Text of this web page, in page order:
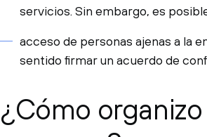
servicios. Sin embargo, es
acceso de personas ajenas a la
sentido firmar un acuerdo de
¿Cómo